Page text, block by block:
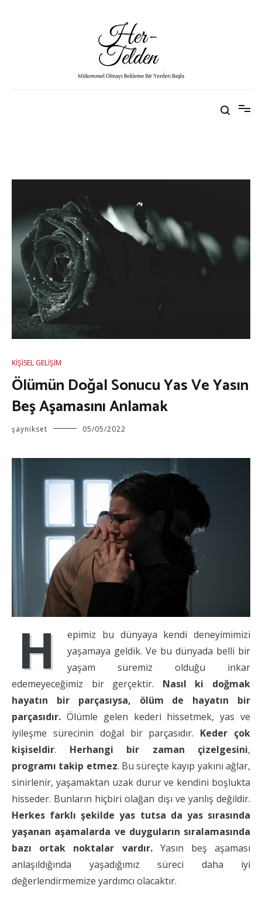
KIŞISEL GELIŞIM
Ölümün Doğal Sonucu Yas Ve Yasın
Beş Aşamasını Anlamak
şaynikset 05/05/2022
H
epimiz bu dünyaya kendi deneyimimizi
yaşamaya geldik. Ve bu dünyada belli bir
yaşam süremiz olduğu inkar
edemeyeceğimiz bir gerçektir. Nasıl ki doğmak
hayatın bir parçasıysa, ölüm de hayatın bir
parçasıdır. Ölümle gelen kederi hissetmek, yas ve
iyileşme sürecinin doğal bir parçasıdır. Keder çok
kişiseldir. Herhangi bir zaman çizelgesini,
programı takip etmez. Bu süreçte kayıp yakını ağlar,
sinirlenir, yaşamaktan uzak durur ve kendini boşlukta
hisseder. Bunların hiçbiri olağan dışı ve yanlış değildir.
Herkes farklı şekilde yas tutsa da yas sırasında
yaşanan aşamalarda ve duyguların sıralamasında
bazı ortak noktalar vardır. Yasın beş aşaması
anlaşıldığında yaşadığımız süreci daha iyi
değerlendirmemize yardımcı olacaktır.